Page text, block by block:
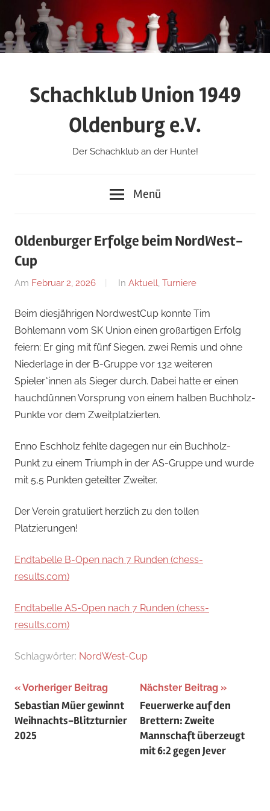
Inhalt
springen
Schachklub Union 1949
Oldenburg e.V.
Der Schachklub an der Hunte!
Menü
Oldenburger Erfolge beim NordWest-
Cup
Am Februar 2, 2026
Von
In Aktuell, Turniere
Beim diesjährigen NordwestCup konnte Tim
Bohlemann vom SK Union einen großartigen Erfolg
feiern: Er ging mit fünf Siegen, zwei Remis und ohne
Niederlage in der B-Gruppe vor 132 weiteren
Spieler*innen als Sieger durch. Dabei hatte er einen
hauchdünnen Vorsprung von einem halben Buchholz-
Punkte vor dem Zweitplatzierten.
Enno Eschholz fehlte dagegen nur ein Buchholz-
Punkt zu einem Triumph in der AS-Gruppe und wurde
mit 5,5 Punkten geteilter Zweiter.
Der Verein gratuliert herzlich zu den tollen
Platzierungen!
Endtabelle B-Open nach 7 Runden (chess-
results.com)
Endtabelle AS-Open nach 7 Runden (chess-
results.com)
Schlagwörter: NordWest-Cup
Beitragsnavigation
Vorheriger Beitrag
Sebastian Müer gewinnt
Weihnachts-Blitzturnier
2025
Nächster Beitrag
Feuerwerke auf den
Brettern: Zweite
Mannschaft überzeugt
mit 6:2 gegen Jever